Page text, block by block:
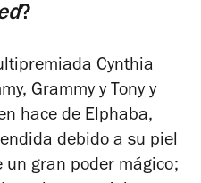
?
Cynthia
Grammy y Tony y
hace de Elphaba,
debido a su piel
un gran poder mágico;